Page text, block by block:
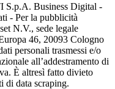
S.p.A. Business Digital -
- Per la pubblicità
N.V., sede legale
46, 20093 Cologno
personali trasmessi e/o
all’addestramento di
È altresì fatto divieto
di data scraping.